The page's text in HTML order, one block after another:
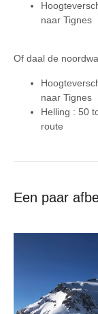
naar Tignes
Of daal de
naar Tignes
Helling : 50
route
Een paar